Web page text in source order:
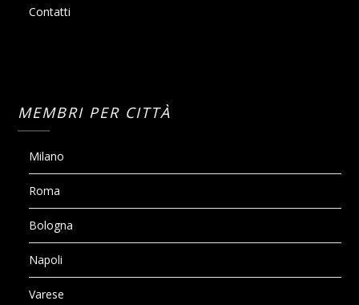
Contatti
MEMBRI PER CITTÀ
Milano
Roma
Bologna
Napoli
Varese